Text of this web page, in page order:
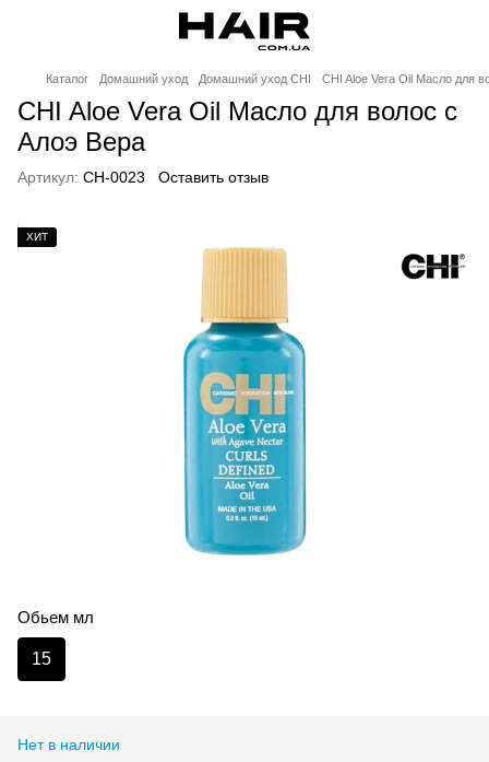
Каталог Домашний уход Домашний уход CHI CHI Aloe Vera Oil Масло для
CHI Aloe Vera Oil Масло для волос с
Алоэ Вера
Артикул: CH-0023 Оставить отзыв
ХИТ
Обьем мл
15
Нет в наличии